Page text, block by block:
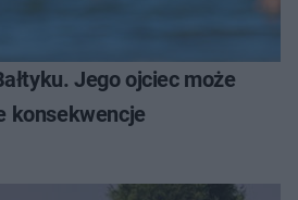
Jego ojciec może
konsekwencje